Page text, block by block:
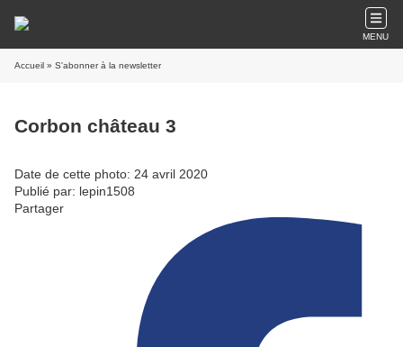
MENU
Accueil » S'abonner à la newsletter
Corbon château 3
Date de cette photo: 24 avril 2020
Publié par: lepin1508
Partager